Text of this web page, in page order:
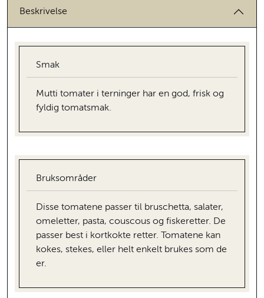
Beskrivelse
Smak
Mutti tomater i terninger har en god, frisk og
fyldig tomatsmak.
Bruksområder
Disse tomatene passer til bruschetta, salater,
omeletter, pasta, couscous og fiskeretter. De
passer best i kortkokte retter. Tomatene kan
kokes, stekes, eller helt enkelt brukes som de
er.